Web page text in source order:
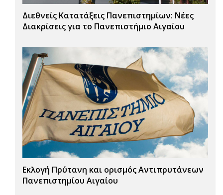
Διεθνείς Κατατάξεις Πανεπιστημίων: Νέες
Διακρίσεις για το Πανεπιστήμιο Αιγαίου
Εκλογή Πρύτανη και ορισμός Αντιπρυτάνεων
Πανεπιστημίου Αιγαίου